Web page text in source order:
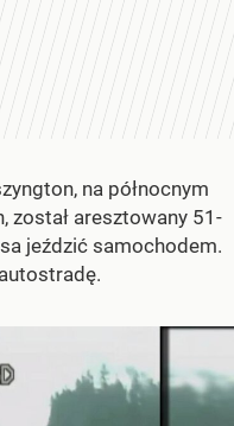
na północnym
został aresztowany 51-
jeździć samochodem.